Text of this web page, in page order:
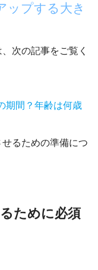
ップする大き
次の記事をご覧く
期間？年齢は何歳
るための準備につ
ために必須